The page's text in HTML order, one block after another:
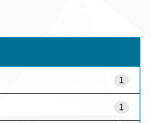
1
1